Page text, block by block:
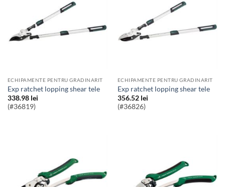
ECHIPAMENTE PENTRU GRADINARIT
exp ratchet lopping shear tele
338.98 lei
(#36819)
ECHIPAMENTE PENTRU GRADINARIT
exp ratchet lopping shear tele
356.52 lei
(#36826)